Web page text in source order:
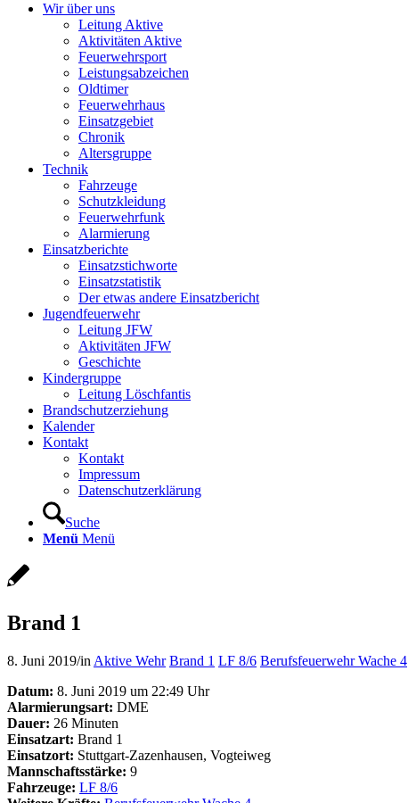
Wir über uns
Leitung Aktive
Aktivitäten Aktive
Feuerwehrsport
Leistungsabzeichen
Oldtimer
Feuerwehrhaus
Einsatzgebiet
Chronik
Altersgruppe
Technik
Fahrzeuge
Schutzkleidung
Feuerwehrfunk
Alarmierung
Einsatzberichte
Einsatzstichworte
Einsatzstatistik
Der etwas andere Einsatzbericht
Jugendfeuerwehr
Leitung JFW
Aktivitäten JFW
Geschichte
Kindergruppe
Leitung Löschfantis
Brandschutzerziehung
Kalender
Kontakt
Kontakt
Impressum
Datenschutzerklärung
Suche
Menü Menü
Brand 1
8. Juni 2019/in Aktive Wehr Brand 1 LF 8/6 Berufsfeuerwehr Wache 4
Datum: 8. Juni 2019 um 22:49 Uhr
Alarmierungsart: DME
Dauer: 26 Minuten
Einsatzart: Brand 1
Einsatzort: Stuttgart-Zazenhausen, Vogteiweg
Mannschaftsstärke: 9
Fahrzeuge: LF 8/6